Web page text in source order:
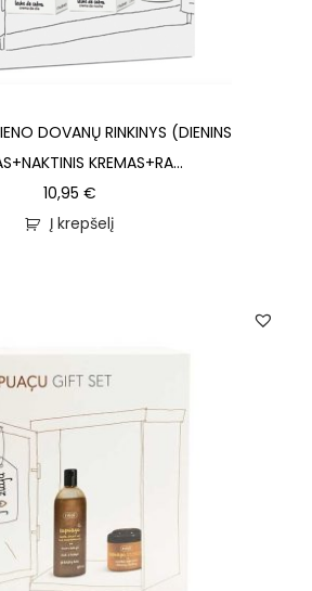
DOVANŲ RINKINYS (DIENINS
KREMAS+RA...
10,95 €
Į krepšelį